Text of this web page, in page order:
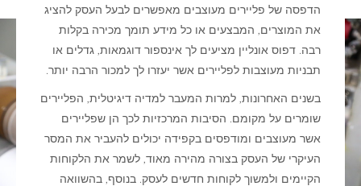
הדפסה של פליירים מעוצבים מאפשרים לבעל העסק להציג
את המוצרים, המבצעים או כל מידע תומך מכירה בקלות
רבה. דפוס אונליין מציעים לך אינספור דוגמאות, גדלים או
תבניות מעוצבות לפליירים אשר יעזרו לך למכור הרבה יותר.
בשנים האחרונות, למרות המעבר למדיה דיגיטלית, הפליירים
שומרים על מקומם. הסיבות המרכזיות לכך הן שפליירים
אשר מעוצבים ומודפסים בקפידה יכולים להעביר את המסר
העיקרי של העסק בצורה מהירה מאוד, לשמר את הלקוחות
הקיימים ולמשוך לקוחות חדשים לעסק. בנוסף, בהשוואה